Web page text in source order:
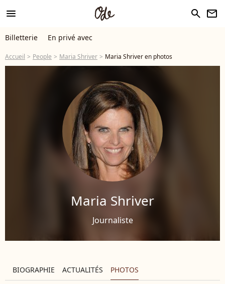
menu search newsletter
Billetterie En privé avec
Accueil People Maria Shriver Maria Shriver en photos
Maria Shriver
Journaliste
BIOGRAPHIE ACTUALITÉS PHOTOS